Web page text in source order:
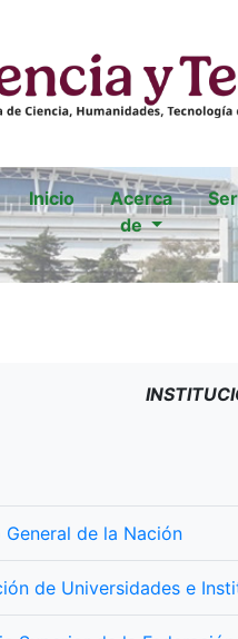
Inicio
Acerca
de
General de la Nación
de Universidades e